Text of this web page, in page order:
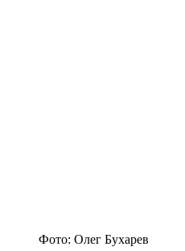
Фото: Олег Бухарев